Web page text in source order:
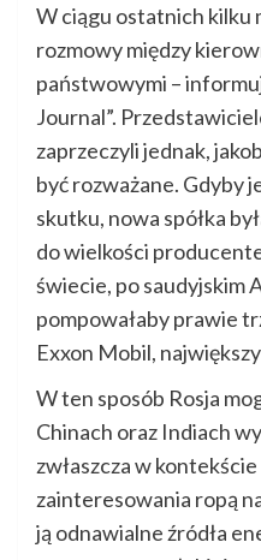
W ciągu ostatnich kilku
rozmowy między
państwowymi –
Journal”.
zaprzeczyli jednak,
być rozważane. Gdyby
skutku, nowa spółka
do wielkości
świecie, po saudyjskim
pompowałaby prawie
Exxon Mobil,
W ten sposób Rosja
Chinach oraz Indiach
zwłaszcza w
zainteresowania ropą
ją odnawialne źródła